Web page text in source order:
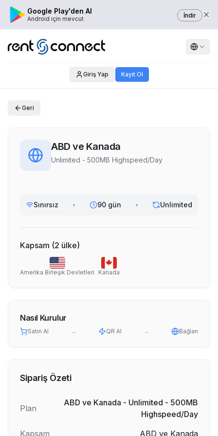
Google Play'den Al
Android için mevcut İndir
Giriş Yap Kayıt Ol
Geri
ABD ve Kanada
Unlimited - 500MB Highspeed/Day
Sınırsız • 90 gün • Unlimited
Kapsam (2 ülke)
Amerika Birleşik Devletleri Kanada
Nasıl Kurulur
Satın Al → QR Al → Bağlan
Sipariş Özeti
Plan
ABD ve Kanada - Unlimited - 500MB
Highspeed/Day
Kapsam
ABD ve Kanada